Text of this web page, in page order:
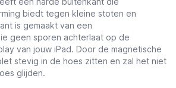
biedt tegen kleine stoten en
is gemaakt van een
geen sporen achterlaat op de
van jouw iPad. Door de magnetische
stevig in de hoes zitten en zal het niet
glijden.